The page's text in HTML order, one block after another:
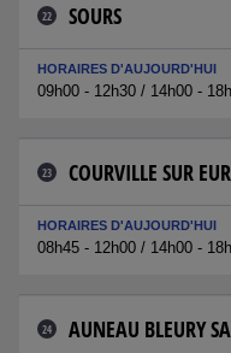
22 SOURS
HORAIRES D'AUJOURD'HUI
09h00 - 12h30 / 14h00 -
23 COURVILLE SUR
HORAIRES D'AUJOURD'HUI
08h45 - 12h00 / 14h00 -
24 AUNEAU BLEURY